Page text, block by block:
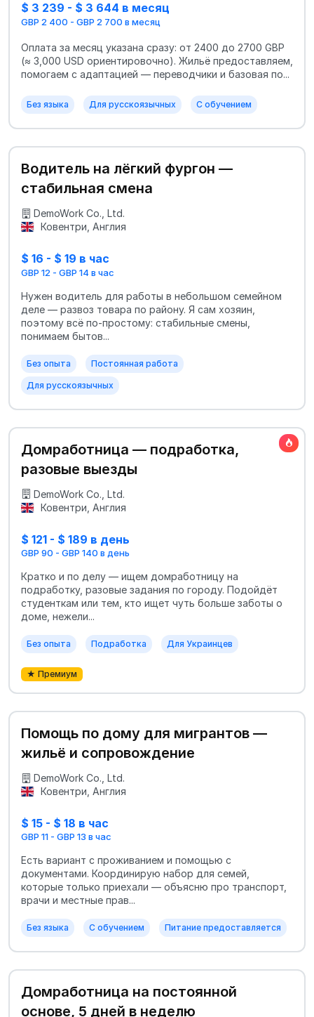
$ 3 239 - $ 3 644 в месяц
GBP 2 400 - GBP 2 700 в месяц
Оплата за месяц указана сразу: от 2400 до 2700 GBP
(≈ 3,000 USD ориентировочно). Жильё предоставляем,
помогаем с адаптацией — переводчики и базовая по...
Без языка Для русскоязычных С обучением
Водитель на лёгкий фургон —
стабильная смена
DemoWork Co., Ltd.
Ковентри, Англия
$ 16 - $ 19 в час
GBP 12 - GBP 14 в час
Нужен водитель для работы в небольшом семейном
деле — развоз товара по району. Я сам хозяин,
поэтому всё по-простому: стабильные смены,
понимаем бытов...
Без опыта Постоянная работа
Для русскоязычных
Домработница — подработка,
разовые выезды
DemoWork Co., Ltd.
Ковентри, Англия
$ 121 - $ 189 в день
GBP 90 - GBP 140 в день
Кратко и по делу — ищем домработницу на
подработку, разовые задания по городу. Подойдёт
студенткам или тем, кто ищет чуть больше заботы о
доме, нежели...
Без опыта Подработка Для Украинцев
★ Премиум
Помощь по дому для мигрантов —
жильё и сопровождение
DemoWork Co., Ltd.
Ковентри, Англия
$ 15 - $ 18 в час
GBP 11 - GBP 13 в час
Есть вариант с проживанием и помощью с
документами. Координирую набор для семей,
которые только приехали — объясню про транспорт,
врачи и местные прав...
Без языка С обучением Питание предоставляется
Домработница на постоянной
основе, 5 дней в неделю